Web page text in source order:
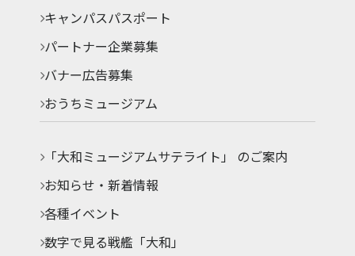
キャンパスパスポート
パートナー企業募集
バナー広告募集
おうちミュージアム
「大和ミュージアムサテライト」 のご案内
お知らせ・新着情報
各種イベント
数字で見る戦艦「大和」